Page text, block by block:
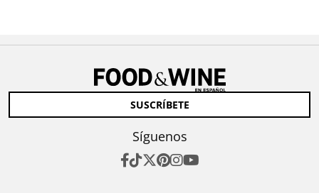
SUSCRÍBETE
Síguenos